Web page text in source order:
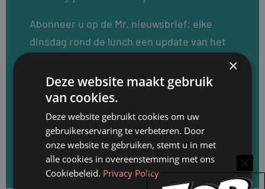
Abonneer u op de Mr. nieuwsbrief: elke
dinsdag rond de lunch een update van het
loopbaanwijzigingen en de recentste
vacatures. Meld u direct aan en ontvang
elke dinsdag de Mr. nieuwsbrief.
Aanmelden voor de Mr. nieuwsbrief
×
Deze website maakt gebruik
van cookies.
Deze website gebruikt cookies om uw
gebruikerservaring te verbeteren. Door
onze website te gebruiken, stemt u in met
alle cookies in overeenstemming met ons
Cookiebeleid. Privacy Policy